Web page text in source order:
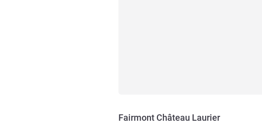
Fairmont Château Laurier